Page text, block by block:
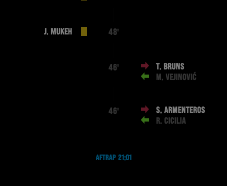
J. MUKEH 48'
46'
T. BRUNS
M. VEJINOVIĆ
46'
S. ARMENTEROS
R. CICILIA
AFTRAP 21:01